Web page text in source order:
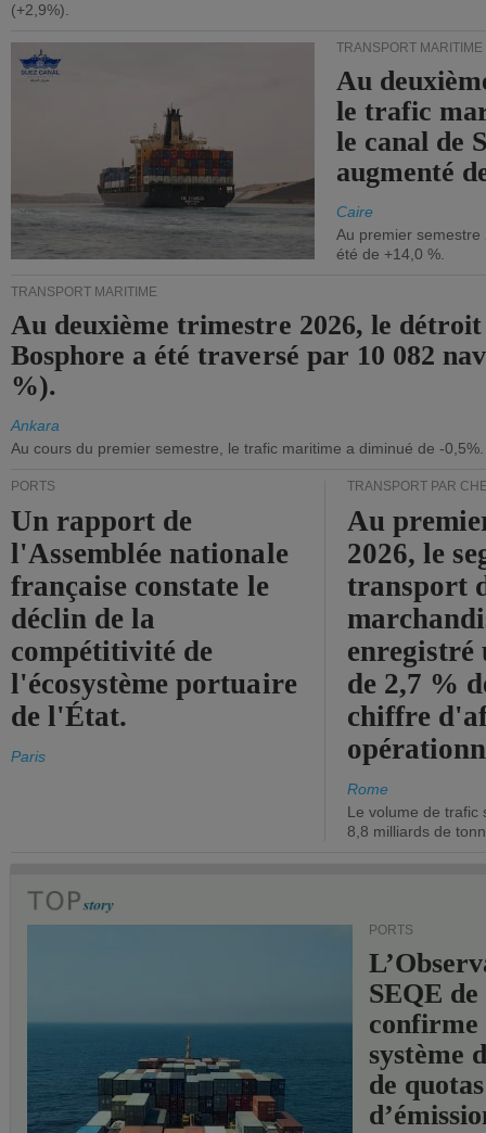
(+2,9%).
TRANSPORT MARITIME
Au
le trafic
le canal de
augmenté
Caire
Au premier
été de +14,0 %.
TRANSPORT MARITIME
Au deuxième trimestre 2026, le
Bosphore a été traversé par 10 082
%).
Ankara
Au cours du premier semestre, le trafic maritime a diminué de -0,5%.
PORTS
Un rapport de
l'Assemblée nationale
française constate le
déclin de la
compétitivité de
l'écosystème portuaire
de l'État.
Paris
TRANSPORT PAR
Au
2026, le
transport
enregistré
de 2,7 %
chiffre
Rome
Le volume de trafic
8,8 milliards de
PORTS
SEQE de
confirme
système
de quotas